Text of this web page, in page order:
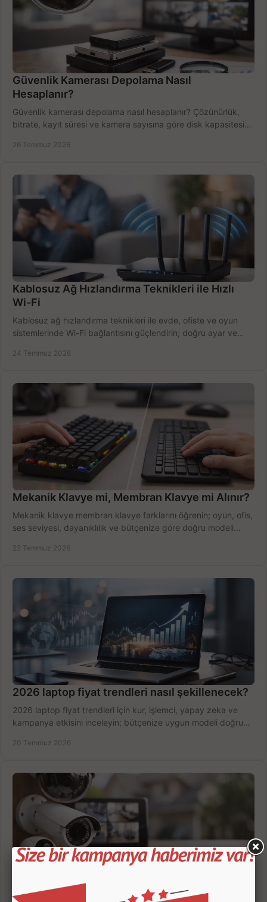
Güvenlik Kamerası Depolama Nasıl
Hesaplanır?
Güvenlik kamerası depolama nasıl hesaplanır? Çözünürlük,
bitrate, kayıt süresi ve kamera sayısına göre disk kapasitesini
26 Temmuz 2026
Kablosuz Ağ Hızlandırma Teknikleri ile Hızlı
Wi-Fi
Kablosuz ağ hızlandırma teknikleri ile evde, ofiste ve oyun
sistemlerinde Wi-Fi bağlantısını güçlendirin; doğru ayar ve
24 Temmuz 2026
Mekanik Klavye mi, Membran Klavye mi Alınır?
Mekanik klavye membran klavye farklarını öğrenin; oyun, ofis,
ses seviyesi, dayanıklılık ve bütçenize göre doğru modeli
22 Temmuz 2026
2026 laptop fiyat trendleri nasıl şekillenecek?
2026 laptop fiyat trendleri için kur, işlemci, yapay zeka ve
kampanya etkisini inceleyin; bütçenize uygun modeli doğru
20 Temmuz 2026
Güvenlik Kamerası Seçerken 7 Kritik Kriter